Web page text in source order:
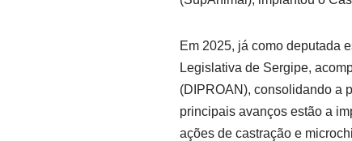
Em 2025, já como deputada
Legislativa de Sergipe,
(DIPROAN), consolidando a
principais avanços estão a
ações de castração e